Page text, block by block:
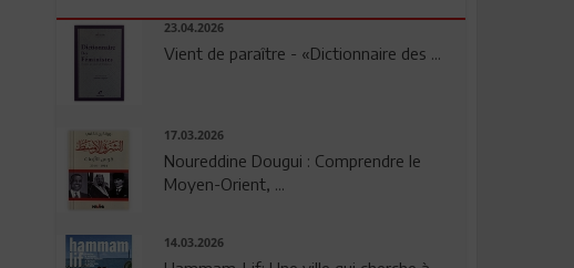
23.04.2026
Vient de paraître - «Dictionnaire des ...
17.03.2026
Noureddine Dougui : Comprendre le
Moyen-Orient, ...
14.03.2026